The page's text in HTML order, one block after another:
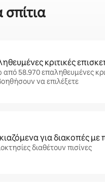
σπίτια
κριτικές
58.970 επαληθευμένες
να επιλέξετε
για διακοπές με
διαθέτουν πισίνες